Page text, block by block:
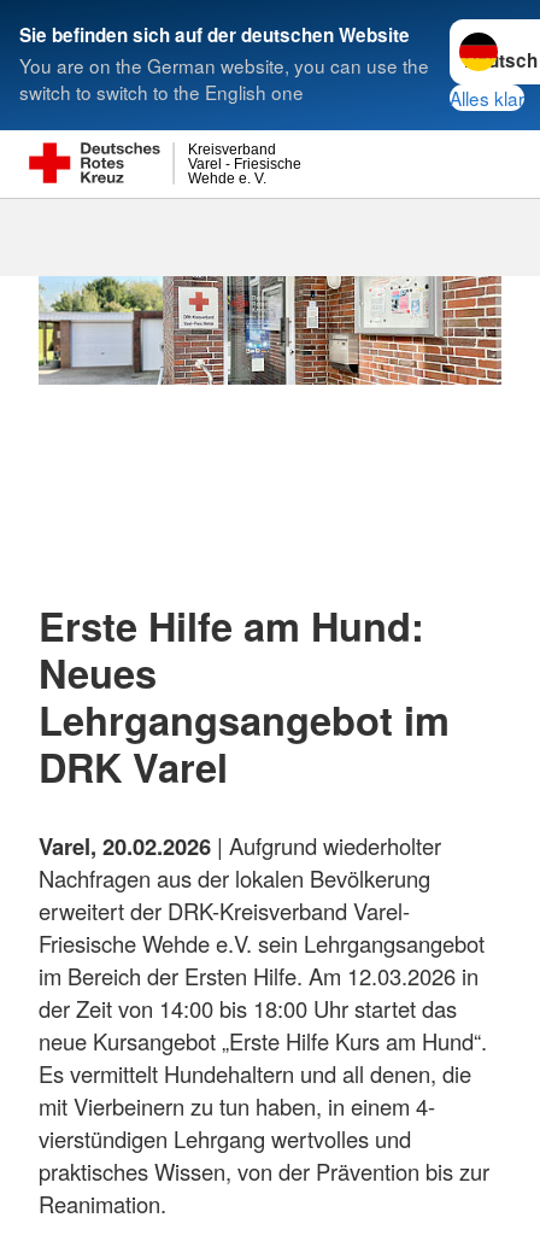
Sie befinden sich auf der deutschen Website
You are on the German website, you can use the
switch to switch to the English one
Sprache
Alles klar
Wehde e. V.
Varel - Friesische
Kreisverband
Suche
Aktuell
Erste Hilfe am Hund:
Neues
Lehrgangsangebot im
DRK Varel
Varel, 20.02.2026 | Aufgrund wiederholter
Nachfragen aus der lokalen Bevölkerung
erweitert der DRK-Kreisverband Varel-
Friesische Wehde e.V. sein Lehrgangsangebot
im Bereich der Ersten Hilfe. Am 12.03.2026 in
der Zeit von 14:00 bis 18:00 Uhr startet das
neue Kursangebot „Erste Hilfe Kurs am Hund“.
Es vermittelt Hundehaltern und all denen, die
mit Vierbeinern zu tun haben, in einem 4-
vierstündigen Lehrgang wertvolles und
praktisches Wissen, von der Prävention bis zur
Reanimation.